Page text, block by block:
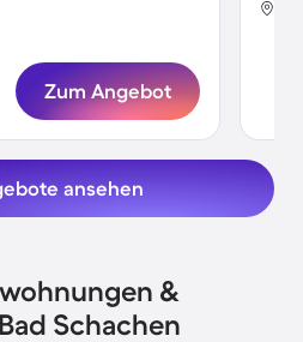
Zum Angebot
ansehen
&
Schachen